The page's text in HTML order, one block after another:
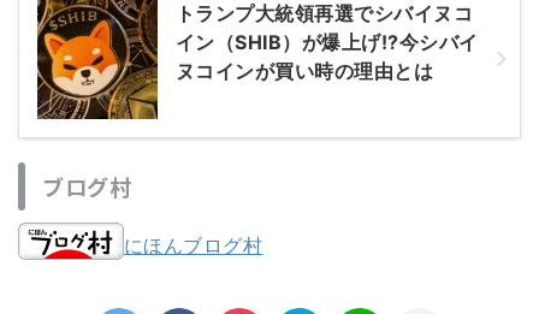
トランプ大統領再選でシバイヌコ
イン（SHIB）が爆上げ!?今シバイ
ヌコインが買い時の理由とは
ブログ村
にほんブログ村